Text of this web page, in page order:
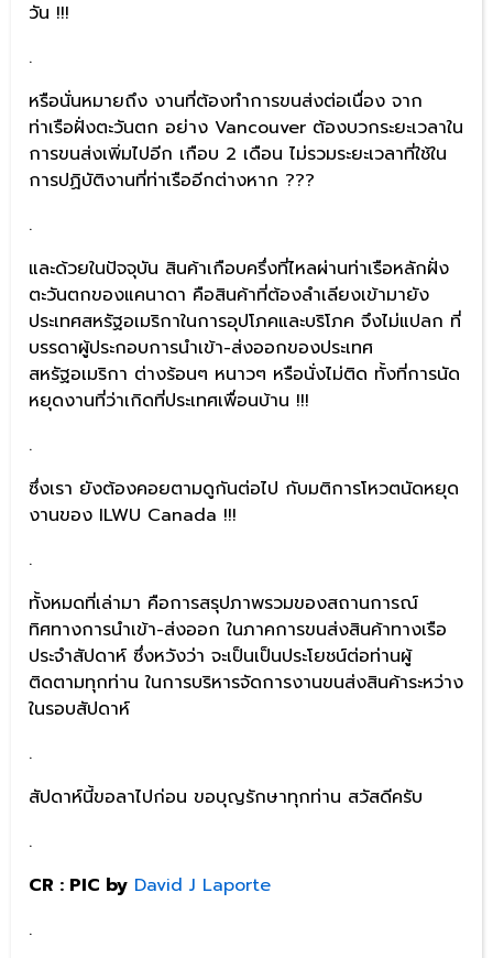
วัน !!!
.
หรือนั่นหมายถึง งานที่ต้องทำการขนส่งต่อเนื่อง จาก
ท่าเรือฝั่งตะวันตก อย่าง Vancouver ต้องบวกระยะเวลาใน
การขนส่งเพิ่มไปอีก เกือบ 2 เดือน ไม่รวมระยะเวลาที่ใช้ใน
การปฏิบัติงานที่ท่าเรืออีกต่างหาก ???
.
และด้วยในปัจจุบัน สินค้าเกือบครึ่งที่ไหลผ่านท่าเรือหลักฝั่ง
ตะวันตกของแคนาดา คือสินค้าที่ต้องลำเลียงเข้ามายัง
ประเทศสหรัฐอเมริกาในการอุปโภคและบริโภค จึงไม่แปลก ที่
บรรดาผู้ประกอบการนำเข้า-ส่งออกของประเทศ
สหรัฐอเมริกา ต่างร้อนๆ หนาวๆ หรือนั่งไม่ติด ทั้งที่การนัด
หยุดงานที่ว่าเกิดที่ประเทศเพื่อนบ้าน !!!
.
ซึ่งเรา ยังต้องคอยตามดูกันต่อไป กับมติการโหวตนัดหยุด
งานของ ILWU Canada !!!
.
ทั้งหมดที่เล่ามา คือการสรุปภาพรวมของสถานการณ์
ทิศทางการนำเข้า-ส่งออก ในภาคการขนส่งสินค้าทางเรือ
ประจำสัปดาห์ ซึ่งหวังว่า จะเป็นเป็นประโยชน์ต่อท่านผู้
ติดตามทุกท่าน ในการบริหารจัดการงานขนส่งสินค้าระหว่าง
ในรอบสัปดาห์
.
สัปดาห์นี้ขอลาไปก่อน ขอบุญรักษาทุกท่าน สวัสดีครับ
.
CR : PIC by David J Laporte
.